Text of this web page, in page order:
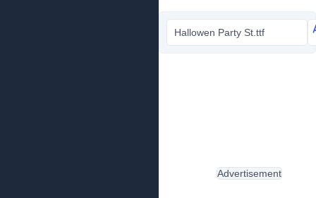
Hallowen Party St.ttf
Advertisement